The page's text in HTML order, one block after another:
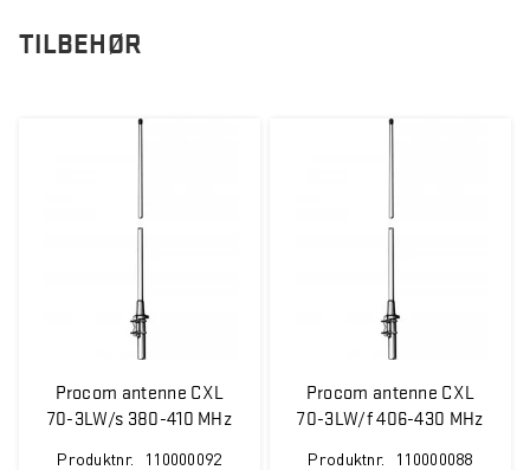
TILBEHØR
Procom antenne CXL
70-3LW/s 380-410 MHz
Produktnr. 110000092
Procom antenne CXL
70-3LW/f 406-430 MHz
Produktnr. 110000088